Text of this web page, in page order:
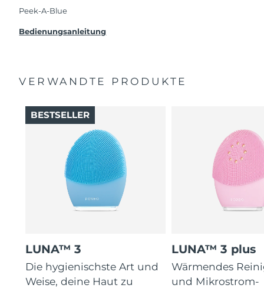
Peek-A-Blue
Bedienungsanleitung
VERWANDTE PRODUKTE
LUNA™ 3
Die hygienischste Art und
Weise, deine Haut zu
BESTSELLER
LUNA™ 3 plus
Wärmendes
und Mikrostrom-